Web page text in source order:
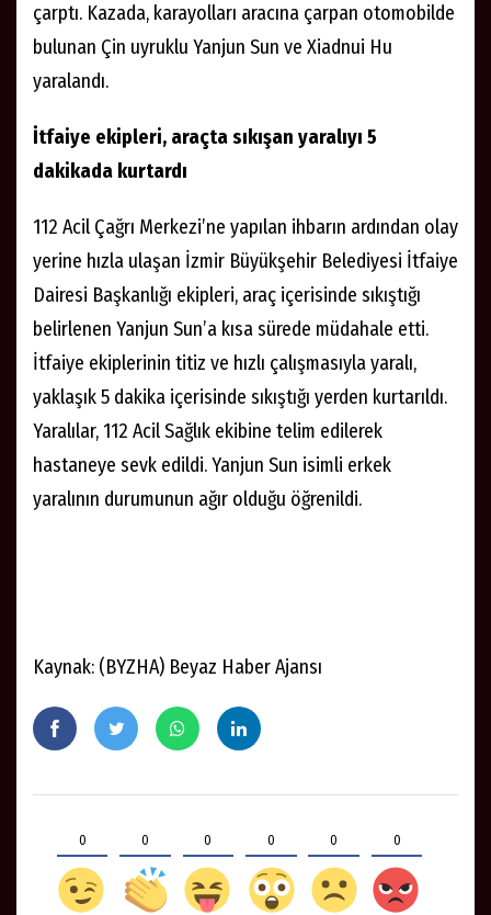
çarptı. Kazada, karayolları aracına çarpan otomobilde
bulunan Çin uyruklu Yanjun Sun ve Xiadnui Hu
yaralandı.
İtfaiye ekipleri, araçta sıkışan yaralıyı 5
dakikada kurtardı
112 Acil Çağrı Merkezi’ne yapılan ihbarın ardından olay
yerine hızla ulaşan İzmir Büyükşehir Belediyesi İtfaiye
Dairesi Başkanlığı ekipleri, araç içerisinde sıkıştığı
belirlenen Yanjun Sun’a kısa sürede müdahale etti.
İtfaiye ekiplerinin titiz ve hızlı çalışmasıyla yaralı,
yaklaşık 5 dakika içerisinde sıkıştığı yerden kurtarıldı.
Yaralılar, 112 Acil Sağlık ekibine telim edilerek
hastaneye sevk edildi. Yanjun Sun isimli erkek
yaralının durumunun ağır olduğu öğrenildi.
Kaynak: (BYZHA) Beyaz Haber Ajansı
0 0 0 0 0 0